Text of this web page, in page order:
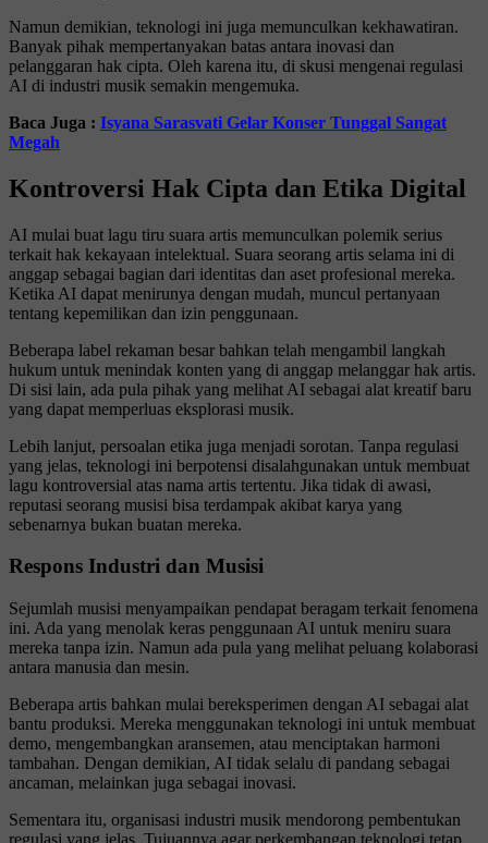
Namun demikian, teknologi ini juga memunculkan kekhawatiran.
Banyak pihak mempertanyakan batas antara inovasi dan
pelanggaran hak cipta. Oleh karena itu, di skusi mengenai regulasi
AI di industri musik semakin mengemuka.
Baca Juga : Isyana Sarasvati Gelar Konser Tunggal Sangat
Megah
Kontroversi Hak Cipta dan Etika Digital
AI mulai buat lagu tiru suara artis memunculkan polemik serius
terkait hak kekayaan intelektual. Suara seorang artis selama ini di
anggap sebagai bagian dari identitas dan aset profesional mereka.
Ketika AI dapat menirunya dengan mudah, muncul pertanyaan
tentang kepemilikan dan izin penggunaan.
Beberapa label rekaman besar bahkan telah mengambil langkah
hukum untuk menindak konten yang di anggap melanggar hak artis.
Di sisi lain, ada pula pihak yang melihat AI sebagai alat kreatif baru
yang dapat memperluas eksplorasi musik.
Lebih lanjut, persoalan etika juga menjadi sorotan. Tanpa regulasi
yang jelas, teknologi ini berpotensi disalahgunakan untuk membuat
lagu kontroversial atas nama artis tertentu. Jika tidak di awasi,
reputasi seorang musisi bisa terdampak akibat karya yang
sebenarnya bukan buatan mereka.
Respons Industri dan Musisi
Sejumlah musisi menyampaikan pendapat beragam terkait fenomena
ini. Ada yang menolak keras penggunaan AI untuk meniru suara
mereka tanpa izin. Namun ada pula yang melihat peluang kolaborasi
antara manusia dan mesin.
Beberapa artis bahkan mulai bereksperimen dengan AI sebagai alat
bantu produksi. Mereka menggunakan teknologi ini untuk membuat
demo, mengembangkan aransemen, atau menciptakan harmoni
tambahan. Dengan demikian, AI tidak selalu di pandang sebagai
ancaman, melainkan juga sebagai inovasi.
Sementara itu, organisasi industri musik mendorong pembentukan